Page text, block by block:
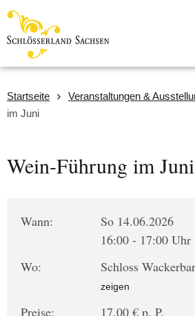
Startseite Veranstaltungen &
im Juni
Wein-Führung im Juni
Wann:
So 14.06.2026
16:00 - 17:00 Uhr
Wo:
Schloss
zeigen
Preise:
17,00 € p. P.